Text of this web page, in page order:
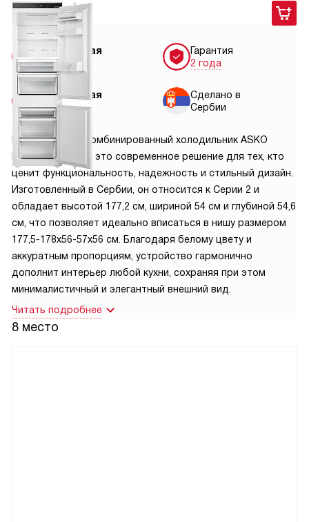
109 900руб.
Бесплатная
доставка
Бесплатная
установка
Гарантия
2 года
Сделано в
Сербии
Встраиваемый комбинированный холодильник ASKO
RBC276SND1-P – это современное решение для тех, кто
ценит функциональность, надежность и стильный дизайн.
Изготовленный в Сербии, он относится к Серии 2 и
обладает высотой 177,2 см, шириной 54 см и глубиной 54,6
см, что позволяет идеально вписаться в нишу размером
177,5-178х56-57х56 см. Благодаря белому цвету и
аккуратным пропорциям, устройство гармонично
дополнит интерьер любой кухни, сохраняя при этом
минималистичный и элегантный внешний вид.
Читать подробнее
8 место